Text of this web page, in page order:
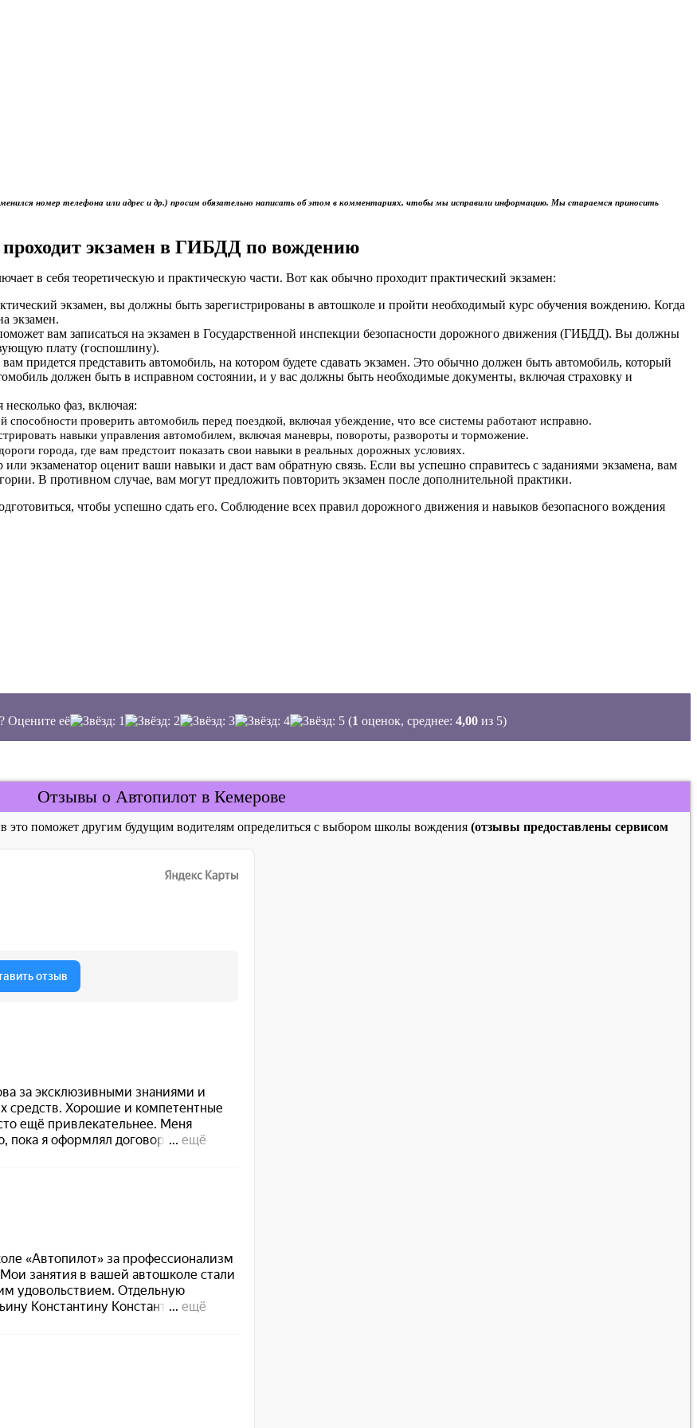
номер телефона или адрес и др.) просим обязательно написать об этом в комментариях, чтобы мы исправили информацию. Мы стараемся приносить
экзамен в ГИБДД по вождению
в себя теоретическую и практическую части. Вот как обычно проходит практический экзамен:
экзамен, вы должны быть зарегистрированы в автошколе и пройти необходимый курс обучения вождению. Когда
экзамен.
вам записаться на экзамен в Государственной инспекции безопасности дорожного движения (ГИБДД). Вы должны
плату (госпошлину).
вам придется представить автомобиль, на котором будете сдавать экзамен. Это обычно должен быть автомобиль, который
должен быть в исправном состоянии, и у вас должны быть необходимые документы, включая страховку и
фаз, включая:
способности проверить автомобиль перед поездкой, включая убеждение, что все системы работают исправно.
навыки управления автомобилем, включая маневры, повороты, развороты и торможение.
города, где вам предстоит показать свои навыки в реальных дорожных условиях.
или экзаменатор оценит ваши навыки и даст вам обратную связь. Если вы успешно справитесь с заданиями экзамена, вам
В противном случае, вам могут предложить повторить экзамен после дополнительной практики.
чтобы успешно сдать его. Соблюдение всех правил дорожного движения и навыков безопасного вождения
Оцените её (1 оценок, среднее: 4,00 из 5)
Отзывы о Автопилот в Кемерове
это поможет другим будущим водителям определиться с выбором школы вождения (отзывы предоставлены сервисом